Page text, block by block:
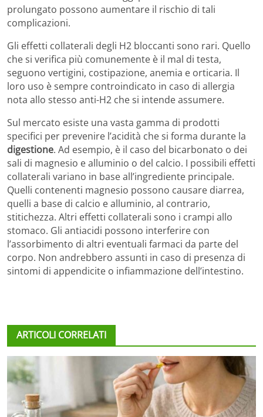
prolungato possono aumentare il rischio di tali
complicazioni.
Gli effetti collaterali degli H2 bloccanti sono rari. Quello
che si verifica più comunemente è il mal di testa,
seguono vertigini, costipazione, anemia e orticaria. Il
loro uso è sempre controindicato in caso di allergia
nota allo stesso anti-H2 che si intende assumere.
Sul mercato esiste una vasta gamma di prodotti
specifici per prevenire l’acidità che si forma durante la
digestione. Ad esempio, è il caso del bicarbonato o dei
sali di magnesio e alluminio o del calcio. I possibili effetti
collaterali variano in base all’ingrediente principale.
Quelli contenenti magnesio possono causare diarrea,
quelli a base di calcio e alluminio, al contrario,
stitichezza. Altri effetti collaterali sono i crampi allo
stomaco. Gli antiacidi possono interferire con
l’assorbimento di altri eventuali farmaci da parte del
corpo. Non andrebbero assunti in caso di presenza di
sintomi di appendicite o infiammazione dell’intestino.
ARTICOLI CORRELATI